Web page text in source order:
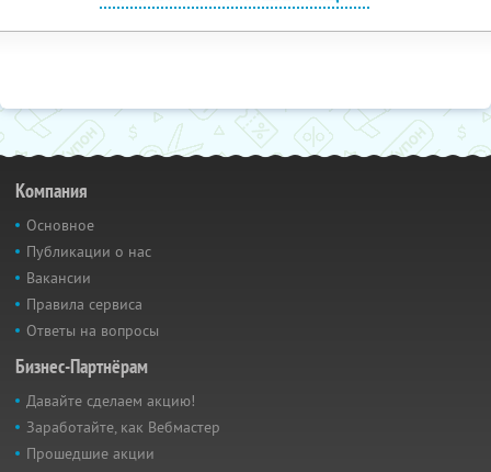
Компания
Основное
Публикации о нас
Вакансии
Правила сервиса
Ответы на вопросы
Бизнес-Партнёрам
Давайте сделаем акцию!
Заработайте, как Вебмастер
Прошедшие акции